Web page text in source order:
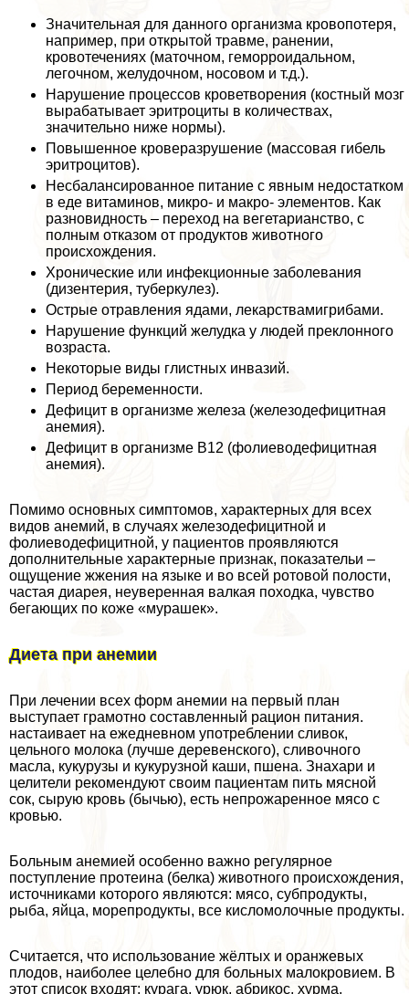
Значительная для данного организма кровопотеря,
например, при открытой травме, ранении,
кровотечениях (маточном, геморроидальном,
легочном, желудочном, носовом и т.д.).
Нарушение процессов кроветворения (костный мозг
выpaбатывает эритроциты в количествах,
значительно ниже нормы).
Повышенное кроверазрушение (массовая гибель
эритроцитов).
Несбалансированное питание с явным недостатком
в еде витаминов, микро- и макро- элементов. Как
разновидность – переход на вегетарианство, с
полным отказом от продуктов животного
происхождения.
Хронические или инфекционные заболевания
(дизентерия, туберкулез).
Острые отравления ядами, лекарствамигрибами.
Нарушение функций желудка у людей преклонного
возраста.
Некоторые виды глистных инвазий.
Период беременности.
Дефицит в организме железа (железодефицитная
анемия).
Дефицит в организме В12 (фолиеводефицитная
анемия).
Помимо основных симптомов, хаpaктерных для всех
видов анемий, в случаях железодефицитной и
фолиеводефицитной, у пациентов проявляются
дополнительные хаpaктерные признак, показательи –
ощущение жжения на языке и во всей ротовой полости,
частая диарея, неуверенная валкая походка, чувство
бегающих по коже «мурашек».
Диета при анемии
При лечении всех форм анемии на первый план
выступает грамотно составленный рацион питания.
настаивает на ежедневном употрeблении сливок,
цельного молока (лучше деревенского), сливочного
масла, кукурузы и кукурузной каши, пшена. Знахари и
целители рекомендуют своим пациентам пить мясной
сок, сырую кровь (бычью), есть непрожаренное мясо с
кровью.
Больным анемией особенно важно регулярное
поступление протеина (белка) животного происхождения,
источниками которого являются: мясо, субпродукты,
рыба, яйца, морепродукты, все кисломолочные продукты.
Считается, что использование жёлтых и оранжевых
плодов, наиболее целебно для больных малокровием. В
этот список входят: курага, урюк, абрикос, хурма,